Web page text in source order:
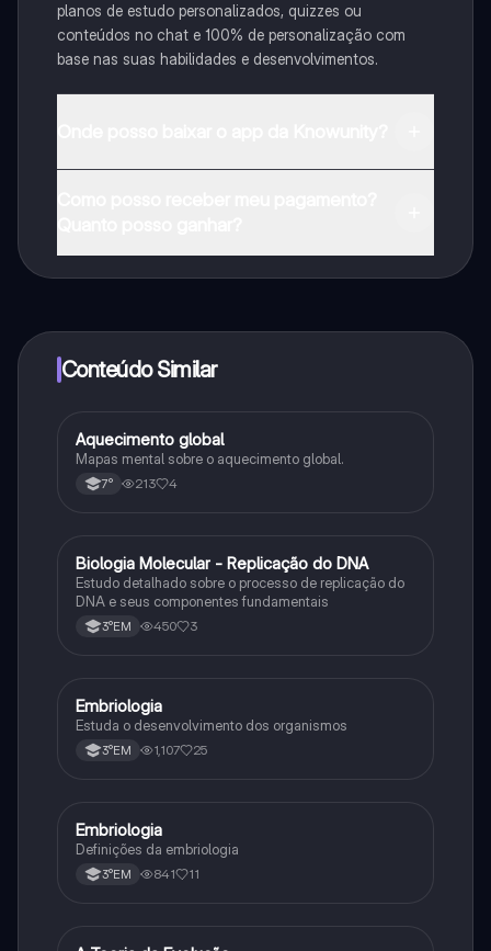
planos de estudo personalizados, quizzes ou
conteúdos no chat e 100% de personalização com
base nas suas habilidades e desenvolvimentos.
Conteúdo Similar
Ciência
Aquecimento global
Mapas mental sobre o aquecimento global.
7° 213 4
Ciência
Biologia Molecular - Replicação do DNA
Estudo detalhado sobre o processo de replicação do
DNA e seus componentes fundamentais
3°EM 450 3
Biologia
Embriologia
Estuda o desenvolvimento dos organismos
3°EM 1,107 25
Biologia
Embriologia
Definições da embriologia
3°EM 841 11